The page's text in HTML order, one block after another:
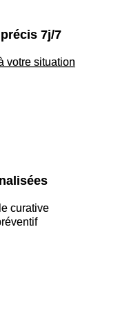
7j/7
votre situation
curative